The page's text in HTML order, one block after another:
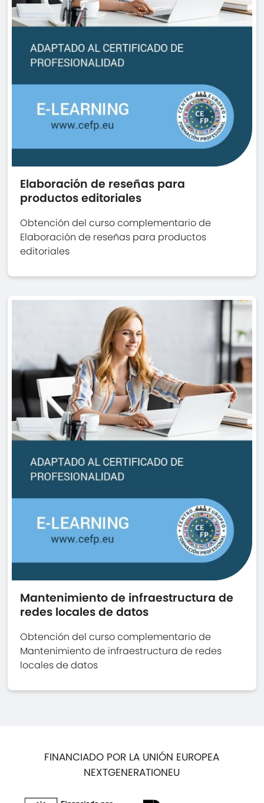
Elaboración de reseñas para
productos editoriales
Obtención del curso complementario de
Elaboración de reseñas para productos
editoriales
Mantenimiento de infraestructura de
redes locales de datos
Obtención del curso complementario de
Mantenimiento de infraestructura de redes
locales de datos
FINANCIADO POR LA UNIÓN EUROPEA
NEXTGENERATIONEU